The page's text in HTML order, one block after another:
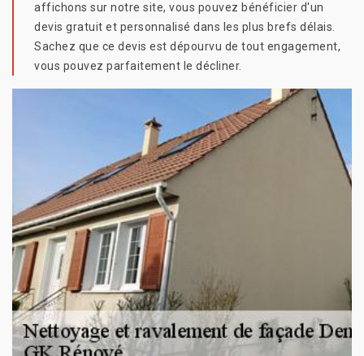
affichons sur notre site, vous pouvez bénéficier d'un
devis gratuit et personnalisé dans les plus brefs délais.
Sachez que ce devis est dépourvu de tout engagement,
vous pouvez parfaitement le décliner.